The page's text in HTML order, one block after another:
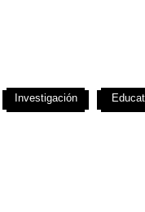
Investigación